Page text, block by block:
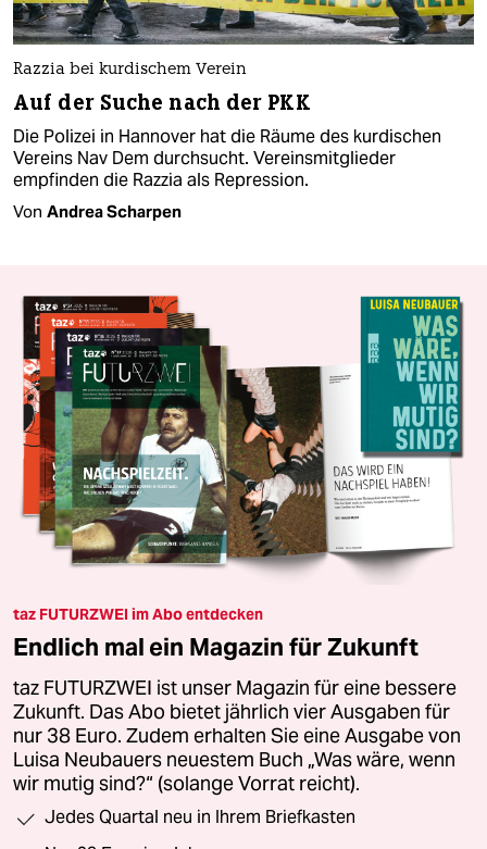
Razzia bei kurdischem Verein
Auf der Suche nach der PKK
Die Polizei in Hannover hat die Räume des kurdischen
Vereins Nav Dem durchsucht. Vereinsmitglieder
empfinden die Razzia als Repression.
Von Andrea Scharpen
taz FUTURZWEI im Abo entdecken
Endlich mal ein Magazin für Zukunft
taz FUTURZWEI ist unser Magazin für eine bessere
Zukunft. Das Abo bietet jährlich vier Ausgaben für
nur 38 Euro. Zudem erhalten Sie eine Ausgabe von
Luisa Neubauers neuestem Buch „Was wäre, wenn
wir mutig sind?“ (solange Vorrat reicht).
Jedes Quartal neu in Ihrem Briefkasten